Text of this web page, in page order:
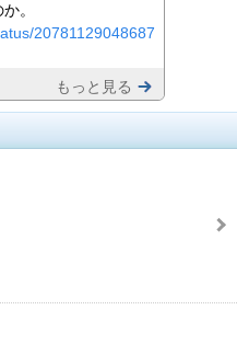
。
20781129048687
もっと見る